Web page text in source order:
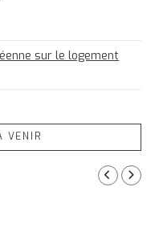
sur le logement
VENIR